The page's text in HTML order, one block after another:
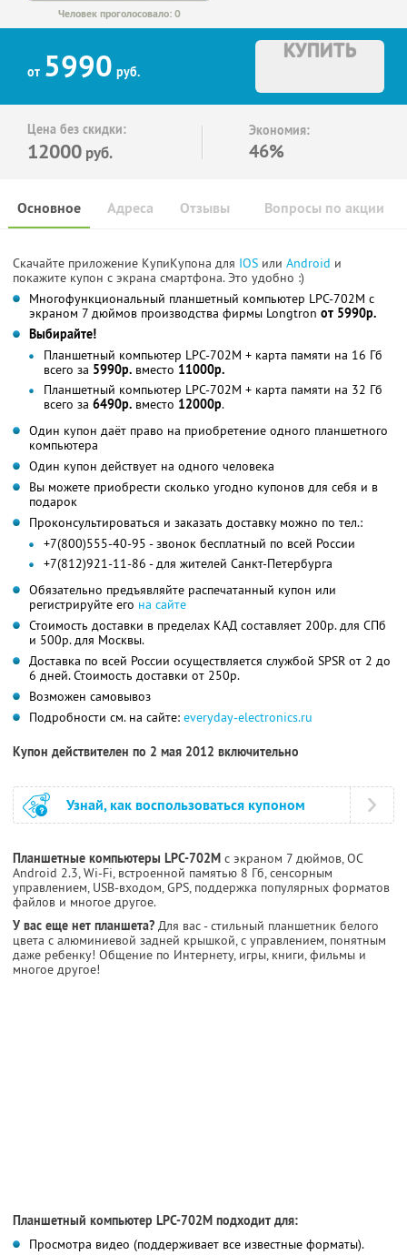
Человек проголосовало: 0
от 5990 руб.
КУПИТЬ
Цена без скидки:
12000 руб.
Экономия:
46%
Основное Отзывы Вопросы по акции
Адреса
Скачайте приложение КупиКупона для IOS или Android и
покажите купон с экрана смартфона. Это удобно :)
Многофункциональный планшетный компьютер LPC-702M с
экраном 7 дюймов производства фирмы Longtron от 5990р.
Выбирайте!
Планшетный компьютер LPC-702M + карта памяти на 16 Гб
всего за 5990р. вместо 11000р.
Планшетный компьютер LPC-702M + карта памяти на 32 Гб
всего за 6490р. вместо 12000р.
Один купон даёт право на приобретение одного планшетного
компьютера
Один купон действует на одного человека
Вы можете приобрести сколько угодно купонов для себя и в
подарок
Проконсультироваться и заказать доставку можно по тел.:
+7(800)555-40-95 - звонок бесплатный по всей России
+7(812)921-11-86 - для жителей Санкт-Петербурга
Обязательно предъявляйте распечатанный купон или
регистрируйте его на сайте
Стоимость доставки в пределах КАД составляет 200р. для СПб
и 500р. для Москвы.
Доставка по всей России осуществляется службой SPSR от 2 до
6 дней. Стоимость доставки от 250р.
Возможен самовывоз
Подробности см. на сайте: everyday-electronics.ru
Купон действителен по 2 мая 2012 включительно
Узнай, как воспользоваться купоном
Планшетные компьютеры LPC-702M с экраном 7 дюймов, ОС
Android 2.3, Wi-Fi, встроенной памятью 8 Гб, сенсорным
управлением, USB-входом, GPS, поддержка популярных форматов
файлов и многое другое.
У вас еще нет планшета? Для вас - стильный планшетник белого
цвета с алюминиевой задней крышкой, с управлением, понятным
даже ребенку! Общение по Интернету, игры, книги, фильмы и
многое другое!
Планшетный компьютер LPC-702M подходит для:
Просмотра видео (поддерживает все известные форматы).